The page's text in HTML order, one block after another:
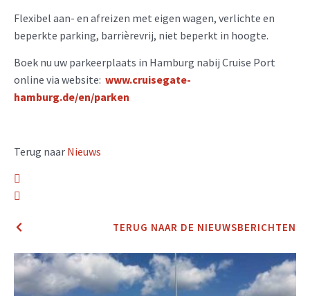
Flexibel aan- en afreizen met eigen wagen, verlichte en
beperkte parking, barrièrevrij, niet beperkt in hoogte.
Boek nu uw parkeerplaats in Hamburg nabij Cruise Port
online via website: www.cruisegate-
hamburg.de/en/parken
Terug naar Nieuws
TERUG NAAR DE NIEUWSBERICHTEN